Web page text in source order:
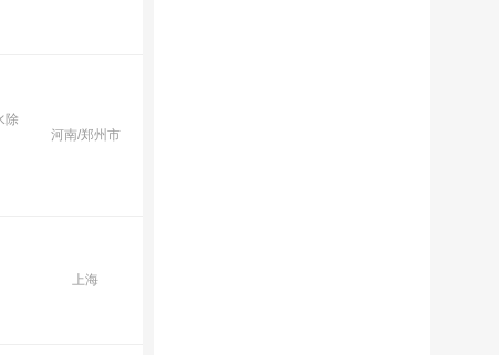
除
河南/郑州市
上海